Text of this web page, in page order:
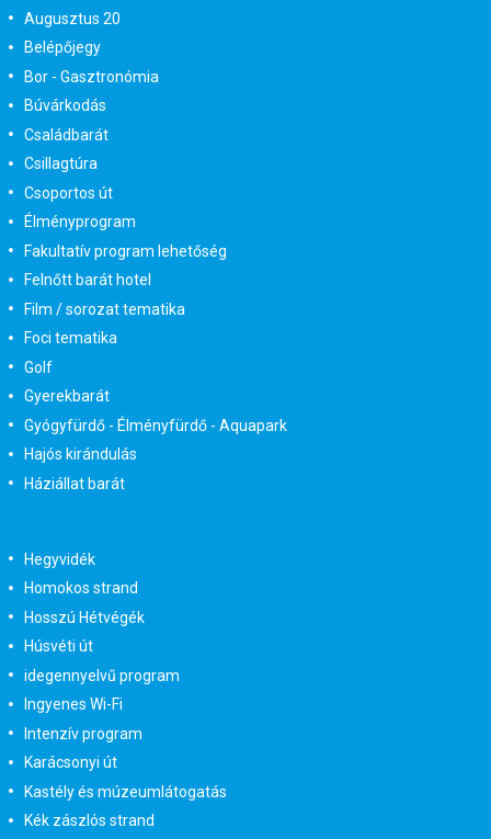
Augusztus 20
Belépőjegy
Bor - Gasztronómia
Búvárkodás
Családbarát
Csillagtúra
Csoportos út
Élményprogram
Fakultatív program lehetőség
Felnőtt barát hotel
Film / sorozat tematika
Foci tematika
Golf
Gyerekbarát
Gyógyfürdő - Élményfürdő - Aquapark
Hajós kirándulás
Háziállat barát
Hegyvidék
Homokos strand
Hosszú Hétvégék
Húsvéti út
idegennyelvű program
Ingyenes Wi-Fi
Intenzív program
Karácsonyi út
Kastély és múzeumlátogatás
Kék zászlós strand